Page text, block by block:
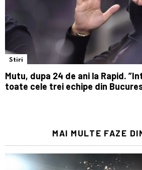
Stiri
Mutu, dupa 24 de ani la Rapid.
toate cele trei echipe din
MAI MULTE FAZE